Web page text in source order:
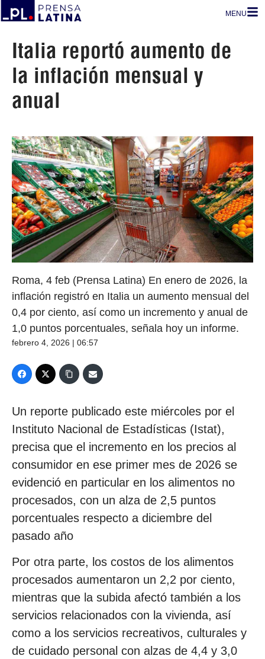
MENU
Italia reportó aumento de
la inflación mensual y
anual
Roma, 4 feb (Prensa Latina) En enero de 2026, la
inflación registró en Italia un aumento mensual del
0,4 por ciento, así como un incremento y anual de
1,0 puntos porcentuales, señala hoy un informe.
febrero 4, 2026 | 06:57
Un reporte publicado este miércoles por el
Instituto Nacional de Estadísticas (Istat),
precisa que el incremento en los precios al
consumidor en ese primer mes de 2026 se
evidenció en particular en los alimentos no
procesados, con un alza de 2,5 puntos
porcentuales respecto a diciembre del
pasado año
Por otra parte, los costos de los alimentos
procesados aumentaron un 2,2 por ciento,
mientras que la subida afectó también a los
servicios relacionados con la vivienda, así
como a los servicios recreativos, culturales y
de cuidado personal con alzas de 4,4 y 3,0